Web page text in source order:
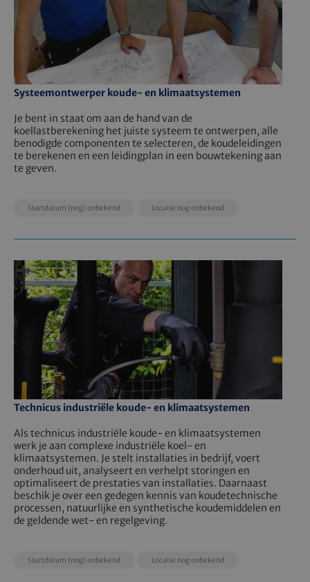
Systeemontwerper koude- en klimaatsystemen
Je bent in staat om aan de hand van de
koellastberekening het juiste systeem te ontwerpen, alle
benodigde componenten te selecteren, de koudeleidingen
te berekenen en een leidingplan in een bouwtekening aan
te geven.
Startdatum (nog) onbekend Locatie nog onbekend
Technicus industriële koude- en klimaatsystemen
Als technicus industriële koude- en klimaatsystemen
werk je aan complexe industriële koel- en
klimaatsystemen. Je stelt installaties in bedrijf, voert
onderhoud uit, analyseert en verhelpt storingen en
optimaliseert de prestaties van installaties. Daarnaast
beschik je over een gedegen kennis van koudetechnische
processen, natuurlijke en synthetische koudemiddelen en
de geldende wet- en regelgeving.
Startdatum (nog) onbekend Locatie nog onbekend